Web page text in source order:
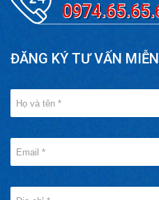
ĐĂNG KÝ TƯ VẤN